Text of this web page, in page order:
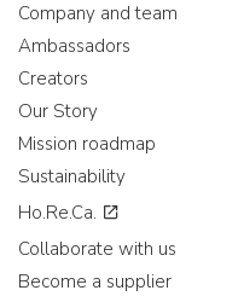
Company and team
Ambassadors
Creators
Our Story
Mission roadmap
Sustainability
Ho.Re.Ca.
Collaborate with us
Become a supplier